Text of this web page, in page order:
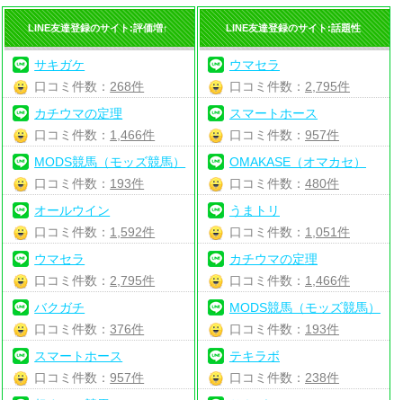
LINE友達登録のサイト:評価増↑
サキガケ
口コミ件数： 268件
カチウマの定理
口コミ件数： 1,466件
MODS競馬（モッズ競馬）
口コミ件数： 193件
オールウイン
口コミ件数： 1,592件
ウマセラ
口コミ件数： 2,795件
バクガチ
口コミ件数：376件
スマートホース
口コミ件数：957件
LINE友達登録のサイト:話題性
ウマセラ
口コミ件数： 2,795件
スマートホース
口コミ件数： 957件
OMAKASE（オマカセ）
口コミ件数： 480件
うまトリ
口コミ件数： 1,051件
カチウマの定理
口コミ件数： 1,466件
MODS競馬（モッズ競馬）
口コミ件数： 193件
テキラボ
口コミ件数： 238件